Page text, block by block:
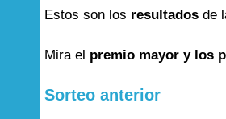
Estos son los resultados de
Mira el premio mayor y los
Sorteo anterior